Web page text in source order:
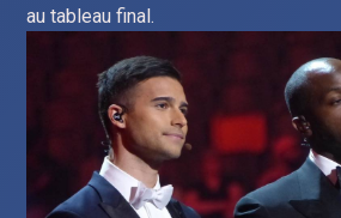
au tableau final.